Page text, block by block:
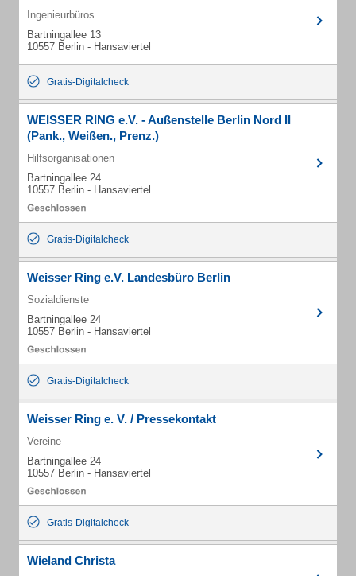
Ingenieurbüros
Bartningallee 13
10557 Berlin - Hansaviertel
Gratis-Digitalcheck
WEISSER RING e.V. - Außenstelle Berlin Nord II
(Pank., Weißen., Prenz.)
Hilfsorganisationen
Bartningallee 24
10557 Berlin - Hansaviertel
Gratis-Digitalcheck
Weisser Ring e.V. Landesbüro Berlin
Sozialdienste
Bartningallee 24
10557 Berlin - Hansaviertel
Gratis-Digitalcheck
Weisser Ring e. V. / Pressekontakt
Vereine
Bartningallee 24
10557 Berlin - Hansaviertel
Gratis-Digitalcheck
Wieland Christa